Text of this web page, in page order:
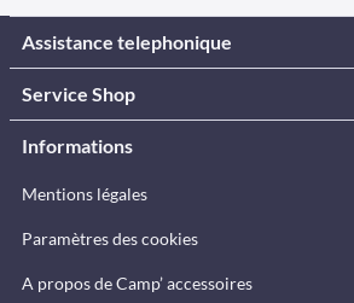
Assistance telephonique
Service Shop
Informations
Mentions légales
Paramètres des cookies
A propos de Camp’ accessoires